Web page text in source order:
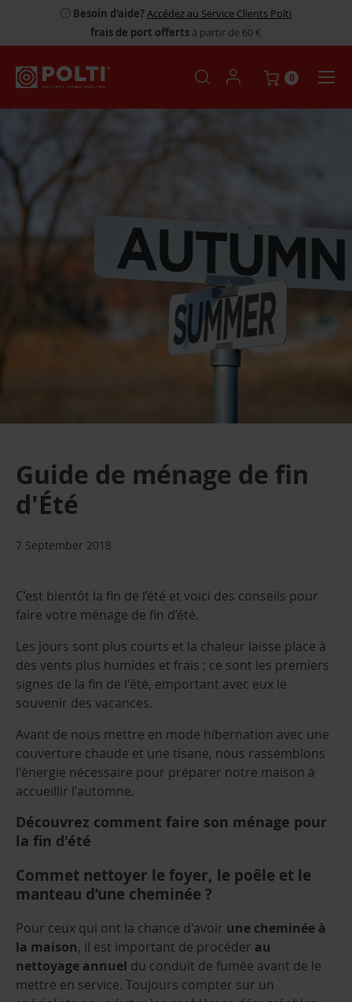
Besoin d'aide?Accédez au Service Clients Polti
frais de port offerts à partir de 60 €
0
Guide de ménage de fin
d'Été
7 September 2018
C’est bientôt la fin de l’été et voici des conseils pour
faire votre ménage de fin d’été.
Les jours sont plus courts et la chaleur laisse place à
des vents plus humides et frais ; ce sont les premiers
signes de la fin de l'été, emportant avec eux le
souvenir des vacances.
Avant de nous mettre en mode hibernation avec une
couverture chaude et une tisane, nous rassemblons
l'énergie nécessaire pour préparer notre maison à
accueillir l'automne.
Découvrez comment faire son ménage pour
la fin d'été
Commet nettoyer le foyer, le poêle et le
manteau d’une cheminée ?
Pour ceux qui ont la chance d'avoir une cheminée à
la maison, il est important de procéder au
nettoyage annuel du conduit de fumée avant de le
mettre en service. Toujours compter sur un